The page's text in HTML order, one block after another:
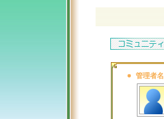
管理者名